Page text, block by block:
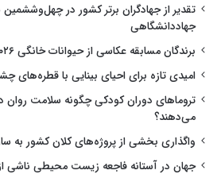
تقدیر از جهادگران برتر کشور در
جهاددانشگاهی
برندگان مسابقه عکاسی از حیوانات خانگی ۲۰۲۶ معرفی شدند
امیدی تازه برای احیای بینایی با قطره‌های
تروماهای دوران کودکی چگونه سلامت روان
می‌دهند؟
واگذاری بخشی از پروژه‌های کلان کشور به
جهان در آستانه فاجعه زیست محیطی ناشی